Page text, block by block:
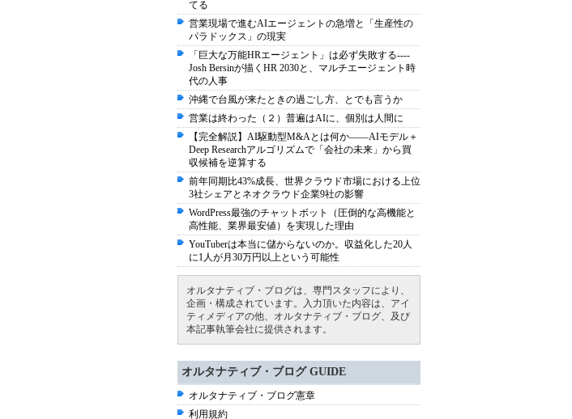
てる
営業現場で進むAIエージェントの急増と「生産性の
パラドックス」の現実
「巨大な万能HRエージェント」は必ず失敗する----
Josh Bersinが描くHR 2030と、マルチエージェント時
代の人事
沖縄で台風が来たときの過ごし方、とでも言うか
営業は終わった（２）普遍はAIに、個別は人間に
【完全解説】AI駆動型M&Aとは何か――AIモデル＋
Deep Researchアルゴリズムで「会社の未来」から買
収候補を逆算する
前年同期比43%成長、世界クラウド市場における上位
3社シェアとネオクラウド企業9社の影響
WordPress最強のチャットボット（圧倒的な高機能と
高性能、業界最安値）を実現した理由
YouTuberは本当に儲からないのか。収益化した20人
に1人が月30万円以上という可能性
オルタナティブ・ブログは、専門スタッフにより、
企画・構成されています。入力頂いた内容は、アイ
ティメディアの他、オルタナティブ・ブログ、及び
本記事執筆会社に提供されます。
オルタナティブ・ブログ GUIDE
オルタナティブ・ブログ憲章
利用規約